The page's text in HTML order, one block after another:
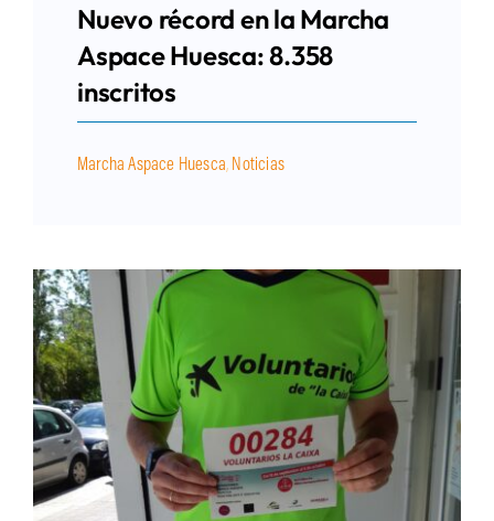
Nuevo récord en la Marcha
Aspace Huesca: 8.358
inscritos
Marcha Aspace Huesca, Noticias